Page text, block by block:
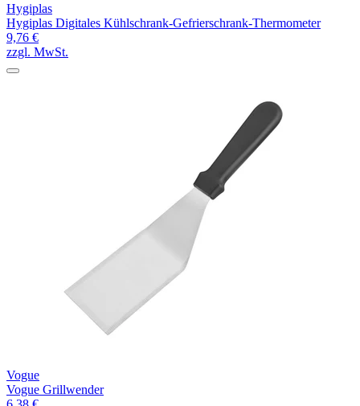
Hygiplas
Hygiplas Digitales Kühlschrank-Gefrierschrank-Thermometer
9,76 €
zzgl. MwSt.
Vogue
Vogue Grillwender